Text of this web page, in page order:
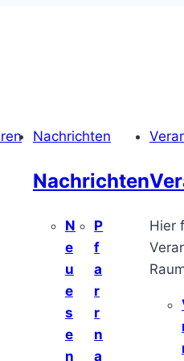
Nachrichten
Nachrichten
N
e
u
e
s
e
n
P
f
a
r
r
n
a
Hier